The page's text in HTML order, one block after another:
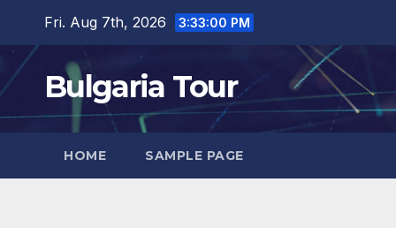
content
Fri. Aug 7th, 2026 3:33:01 PM
Bulgaria Tour
HOME SAMPLE PAGE